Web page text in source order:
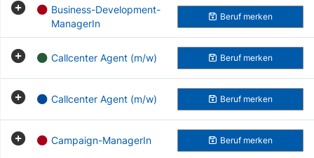
Business-Development-
ManagerIn
Beruf merken
Callcenter Agent (m/w) Beruf merken
Callcenter Agent (m/w) Beruf merken
Campaign-ManagerIn Beruf merken